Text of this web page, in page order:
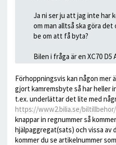
Ja ni ser ju att jag inte har
om man alltså ska göra
be om att få byta?
Bilen i fråga är en XC70 D5
Förhoppningsvis kan någon mer
gjort kamremsbyte så har heller
t.ex. underlättar det lite med
https://www2.bilia.se/biltillbehor/
knappar in regnummer så
hjälpaggregat(sats) och vissa
kommer du se artikelnummer